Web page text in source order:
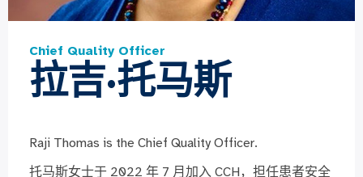
Chief Quality Officer
拉吉·托马斯
Raji Thomas is the Chief Quality Officer.
托马斯女士于 2022 年 7 月加入 CCH，担任患者安全